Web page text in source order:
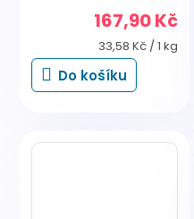
167,90 Kč
Měrná
cena:
33,58 Kč / 1 kg
Do košíku